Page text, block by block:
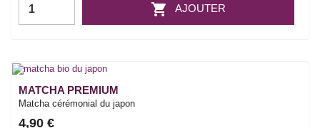
 AJOUTER
MATCHA PREMIUM
Matcha cérémonial du japon
4,90 €